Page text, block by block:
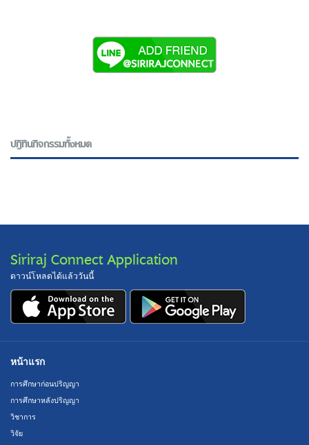
ปฎิทินกิจกรรมทั้งหมด
Siriraj Connect Application
ดาวน์โหลดได้แล้ววันนี้
หน้าแรก
การศึกษาก่อนปริญญา
การศึกษาหลังปริญญา
วิชาการ
วิจัย